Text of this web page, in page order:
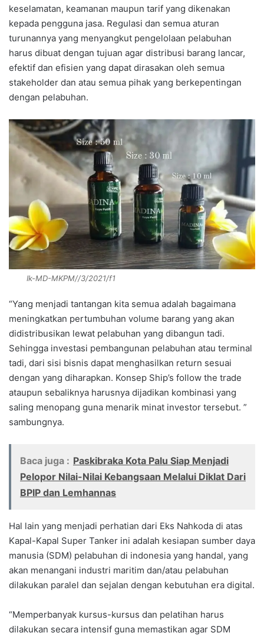
keselamatan, keamanan maupun tarif yang dikenakan
kepada pengguna jasa. Regulasi dan semua aturan
turunannya yang menyangkut pengelolaan pelabuhan
harus dibuat dengan tujuan agar distribusi barang lancar,
efektif dan efisien yang dapat dirasakan oleh semua
stakeholder dan atau semua pihak yang berkepentingan
dengan pelabuhan.
Ik-MD-MKPM//3/2021/f1
“Yang menjadi tantangan kita semua adalah bagaimana
meningkatkan pertumbuhan volume barang yang akan
didistribusikan lewat pelabuhan yang dibangun tadi.
Sehingga investasi pembangunan pelabuhan atau terminal
tadi, dari sisi bisnis dapat menghasilkan return sesuai
dengan yang diharapkan. Konsep Ship’s follow the trade
ataupun sebaliknya harusnya dijadikan kombinasi yang
saling menopang guna menarik minat investor tersebut. ”
sambungnya.
Baca juga : Paskibraka Kota Palu Siap Menjadi
Pelopor Nilai-Nilai Kebangsaan Melalui Diklat Dari
BPIP dan Lemhannas
Hal lain yang menjadi perhatian dari Eks Nahkoda di atas
Kapal-Kapal Super Tanker ini adalah kesiapan sumber daya
manusia (SDM) pelabuhan di indonesia yang handal, yang
akan menangani industri maritim dan/atau pelabuhan
dilakukan paralel dan sejalan dengan kebutuhan era digital.
“Memperbanyak kursus-kursus dan pelatihan harus
dilakukan secara intensif guna memastikan agar SDM